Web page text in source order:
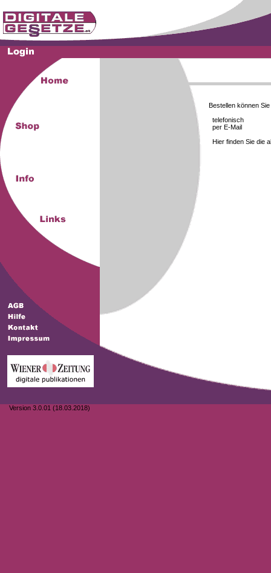
Version 3.0.01 (18.03.2018)
Bestellen können Sie
telefonisch
per E-Mail
Hier finden Sie die